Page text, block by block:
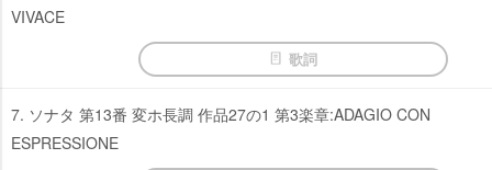
VIVACE
歌詞
7. ソナタ 第13番 変ホ長調 作品27の1 第3楽章:ADAGIO CON
ESPRESSIONE